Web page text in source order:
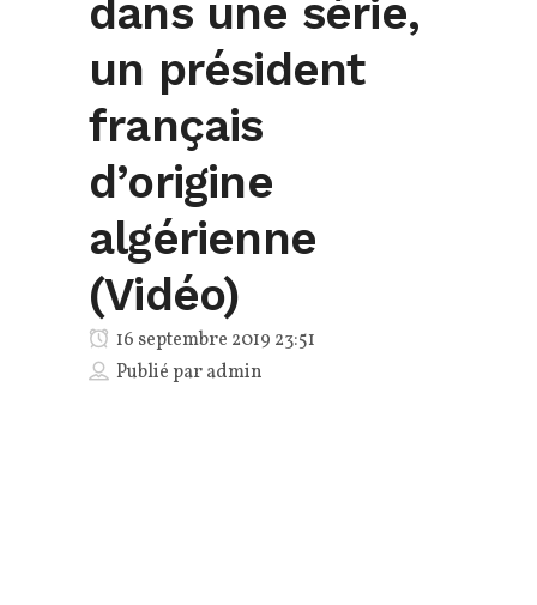
dans une série,
un président
français
d’origine
algérienne
(Vidéo)
16 septembre 2019 23:51
Publié paradmin